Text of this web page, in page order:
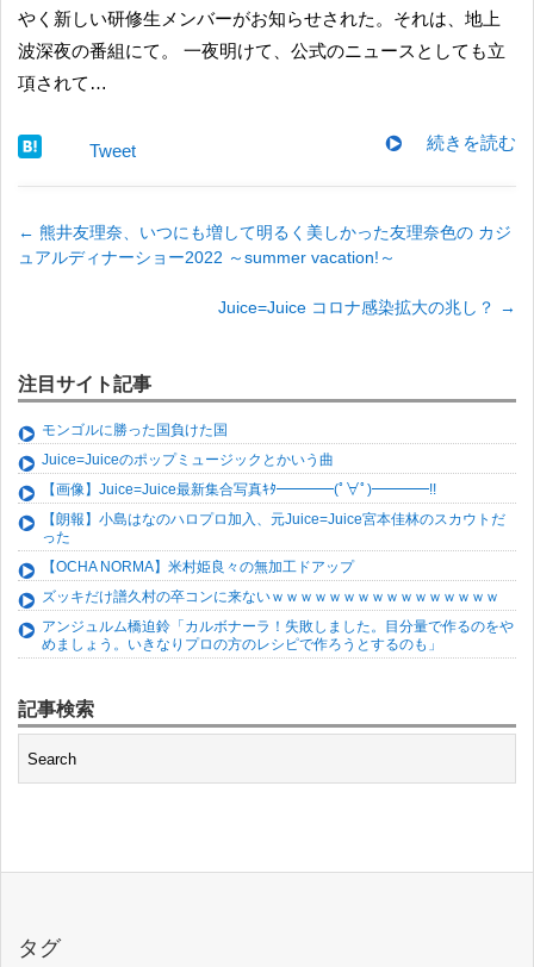
やく新しい研修生メンバーがお知らせされた。それは、地上
波深夜の番組にて。 一夜明けて、公式のニュースとしても立
項されて…
続きを読む
Tweet
← 熊井友理奈、いつにも増して明るく美しかった友理奈色の カジ
ュアルディナーショー2022 ～summer vacation!～
Juice=Juice コロナ感染拡大の兆し？ →
注目サイト記事
モンゴルに勝った国負けた国
Juice=Juiceのポップミュージックとかいう曲
【画像】Juice=Juice最新集合写真ｷﾀ━━━━(ﾟ∀ﾟ)━━━━!!
【朗報】小島はなのハロプロ加入、元Juice=Juice宮本佳林のスカウトだ
った
【OCHA NORMA】米村姫良々の無加工ドアップ
ズッキだけ譜久村の卒コンに来ないｗｗｗｗｗｗｗｗｗｗｗｗｗｗｗｗ
アンジュルム橋迫鈴「カルボナーラ！失敗しました。目分量で作るのをや
めましょう。いきなりプロの方のレシピで作ろうとするのも」
記事検索
タグ